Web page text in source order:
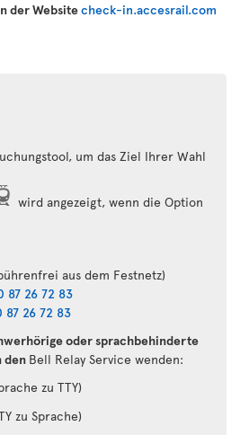
der Websitecheck-in.accesrail.com
um das Ziel Ihrer Wahl
wird angezeigt, wenn die Option
aus dem Festnetz)
87 26 72 83
26 72 83
oder sprachbehinderte
den Bell Relay Service wenden:
zu TTY)
zu Sprache)